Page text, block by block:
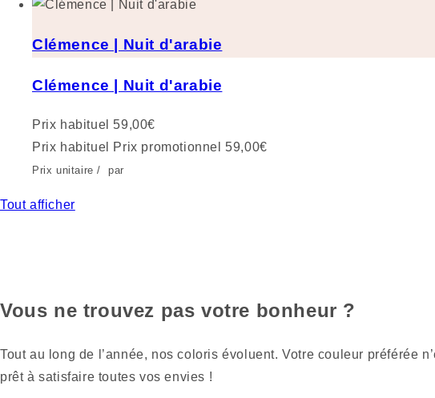
Clémence | Nuit d'arabie
Clémence | Nuit d'arabie
Prix habituel 59,00€
Prix habituel
Prix promotionnel 59,00€
Prix unitaire / par
Tout afficher
Vous ne trouvez pas votre bonheur ?
Tout au long de l’année, nos coloris évoluent. Votre couleur préférée
prêt à satisfaire toutes vos envies !